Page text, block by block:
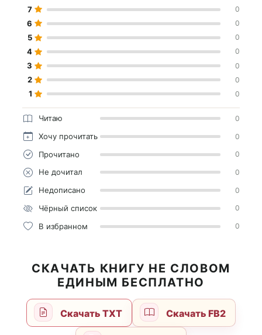
7 0
6 0
5 0
4 0
3 0
2 0
1 0
Читаю 0
Хочу прочитать 0
Прочитано 0
Не дочитал 0
Недописано 0
Чёрный список 0
В избранном 0
СКАЧАТЬ КНИГУ НЕ СЛОВОМ
ЕДИНЫМ БЕСПЛАТНО
Скачать TXT Скачать FB2